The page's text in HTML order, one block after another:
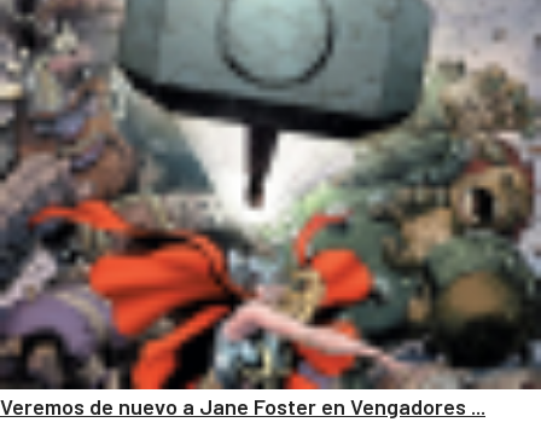
Veremos de nuevo a Jane Foster en Vengadores ...